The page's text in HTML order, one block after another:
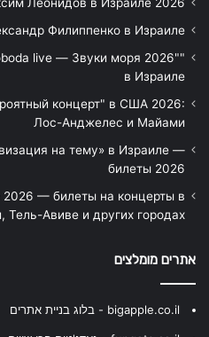
Филиппенко в Израиле
live — Звуки моря 2026"
в Израиле
концерт" в США 2026:
Лос-Анджелес и Майами
на тему» в Израиле —
билеты 2026
— билеты на концерты в
Тель-Авиве и других городах
אתרים מומלצים
bigapple.co.il - בלוג בניית אתרים